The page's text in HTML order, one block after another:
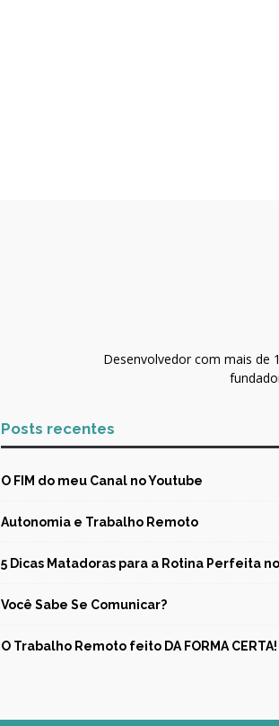
Desenvolvedor com mais de
Posts recentes
O FIM do meu Canal no Youtube
Autonomia e Trabalho Remoto
5 Dicas Matadoras para a Rotina Perfeita
Você Sabe Se Comunicar?
O Trabalho Remoto feito DA FORMA CERTA!